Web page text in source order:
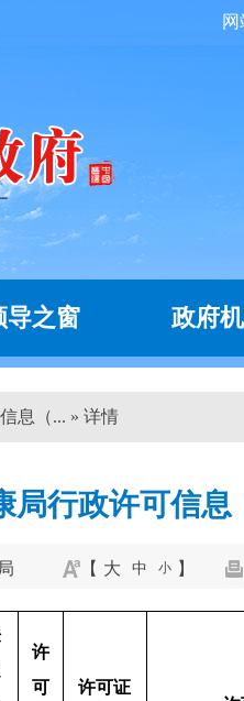
导之窗 政府
息（... » 详情
行政许可信息
【 大 中 小 】
许
可
许可证